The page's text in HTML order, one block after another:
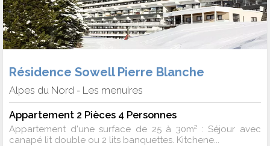
Résidence Sowell Pierre Blanche
Alpes du Nord - Les menuires
Appartement 2 Pièces 4 Personnes
Appartement d'une surface de 25 à 30m² : Séjour avec
canapé lit double ou 2 lits banquettes. Kitchene...